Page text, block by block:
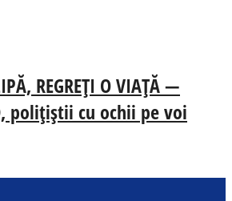
REGREȚI O VIAȚĂ —
polițiștii cu ochii pe voi